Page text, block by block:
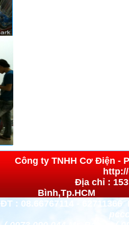
Công ty TNHH Cơ
Địa chỉ :
Bình,Tp.HCM
ĐT : 08.66767114 - 62711366